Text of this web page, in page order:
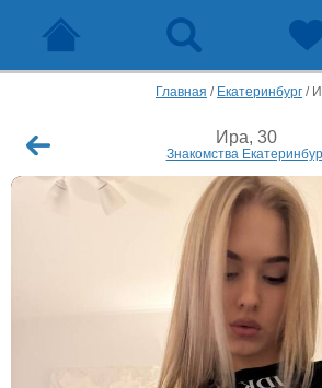
Главная / Екатеринбург /
Ира, 30
Знакомства